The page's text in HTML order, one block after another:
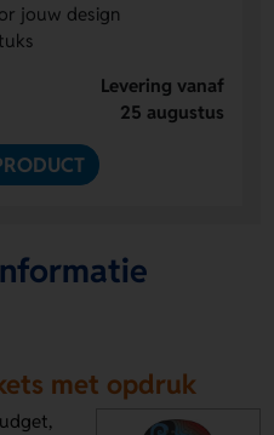
jouw design
Levering vanaf
25 augustus
met opdruk